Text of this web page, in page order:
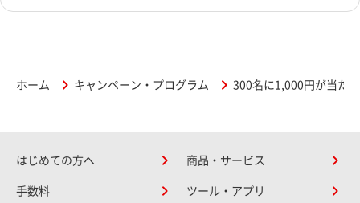
ホーム キャンペーン・プログラム 300名に1,000円が当た
はじめての方へ 商品・サービス
手数料 ツール・アプリ